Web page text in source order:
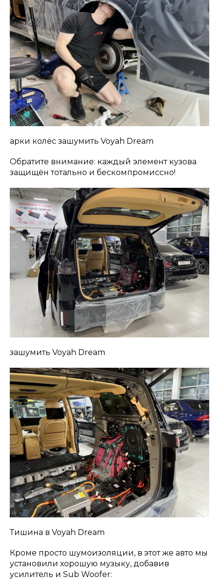
арки колёс зашумить Voyah Dream
Обратите внимание: каждый элемент кузова
защищён тотально и бескомпромиссно!
зашумить Voyah Dream
Тишина в Voyah Dream
Кроме просто шумоизоляции, в этот же авто мы
установили хорошую музыку, добавив
усилитель и Sub Woofer: